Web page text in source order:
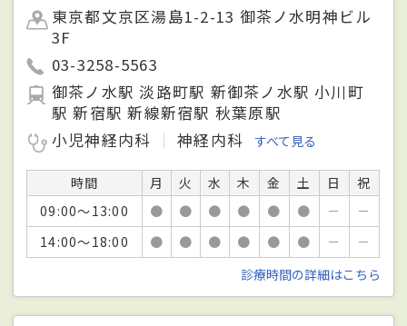
東京都文京区湯島1-2-13 御茶ノ水明神ビル
3F
03-3258-5563
御茶ノ水駅 淡路町駅 新御茶ノ水駅 小川町
駅 新宿駅 新線新宿駅 秋葉原駅
小児神経内科
神経内科 すべて見る
時間 月 火 水 木 金 土 日
祝
09:00～13:00
● ● ● ● ● ● －
－
14:00～18:00
● ● ● ● ● ● －
－
診療時間の詳細はこちら